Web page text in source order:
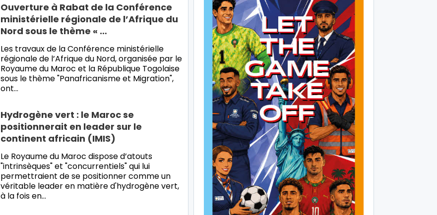
Ouverture à Rabat de la Conférence
ministérielle régionale de l’Afrique du
Nord sous le thème « …
Les travaux de la Conférence ministérielle
régionale de l’Afrique du Nord, organisée par le
Royaume du Maroc et la République Togolaise
sous le thème "Panafricanisme et Migration",
ont…
Hydrogène vert : le Maroc se
positionnerait en leader sur le
continent africain (IMIS)
Le Royaume du Maroc dispose d’atouts
"intrinsèques" et "concurrentiels" qui lui
permettraient de se positionner comme un
véritable leader en matière d'hydrogène vert,
à la fois en…